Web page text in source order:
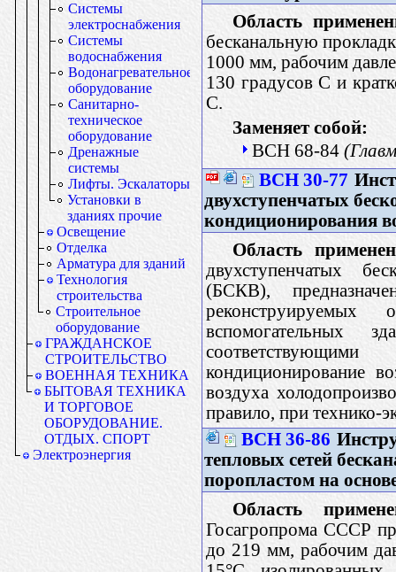
Системы
электроснабжения
Системы
водоснабжения
Водонагревательное
оборудование
Санитарно-
техническое
оборудование
Дренажные
системы
Лифты. Эскалаторы
Установки в
зданиях прочие
Освещение
Отделка
Арматура для зданий
Технология
строительства
Строительное
оборудование
ГРАЖДАНСКОЕ
СТРОИТЕЛЬСТВО
ВОЕННАЯ ТЕХНИКА
БЫТОВАЯ ТЕХНИКА
И ТОРГОВОЕ
ОБОРУДОВАНИЕ.
ОТДЫХ. СПОРТ
Электроэнергия
Область
бесканальную
1000 мм, рабочим
130 градусов С и
С.
Заменяет собой:
ВСН 68-84
ВСН 30-77
двухступенчатых
кондиционирования
Область
двухступенчатых
(БСКВ),
вспомогательных
соответствующими
кондиционирование
воздуха
правило, при технико-
ВСН 36-86
тепловых сетей
поропластом на
Область
Госагропрома СССР
до 219 мм, рабочим